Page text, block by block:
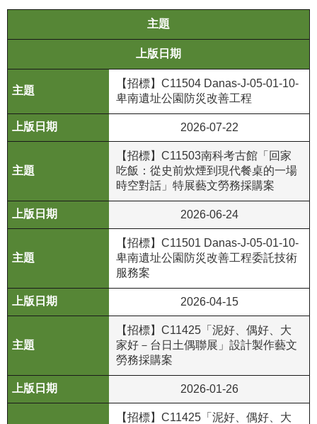
認
我
便
服
性
平
區
友
善
措
施
服
主題
上版日期
【招標】C11504 Danas-J-05-01-10-
卑南遺址公園防災改善工程
2026-07-22
【招標】C11503南科考古館「回家
吃飯：從史前炊煙到現代餐桌的一場
時空對話」特展藝文勞務採購案
2026-06-24
【招標】C11501 Danas-J-05-01-10-
卑南遺址公園防災改善⼯程委託技術
服務案
2026-04-15
【招標】C11425「泥好、偶好、大
家好－台日土偶聯展」設計製作藝文
勞務採購案
2026-01-26
【招標】C11425「泥好、偶好、大